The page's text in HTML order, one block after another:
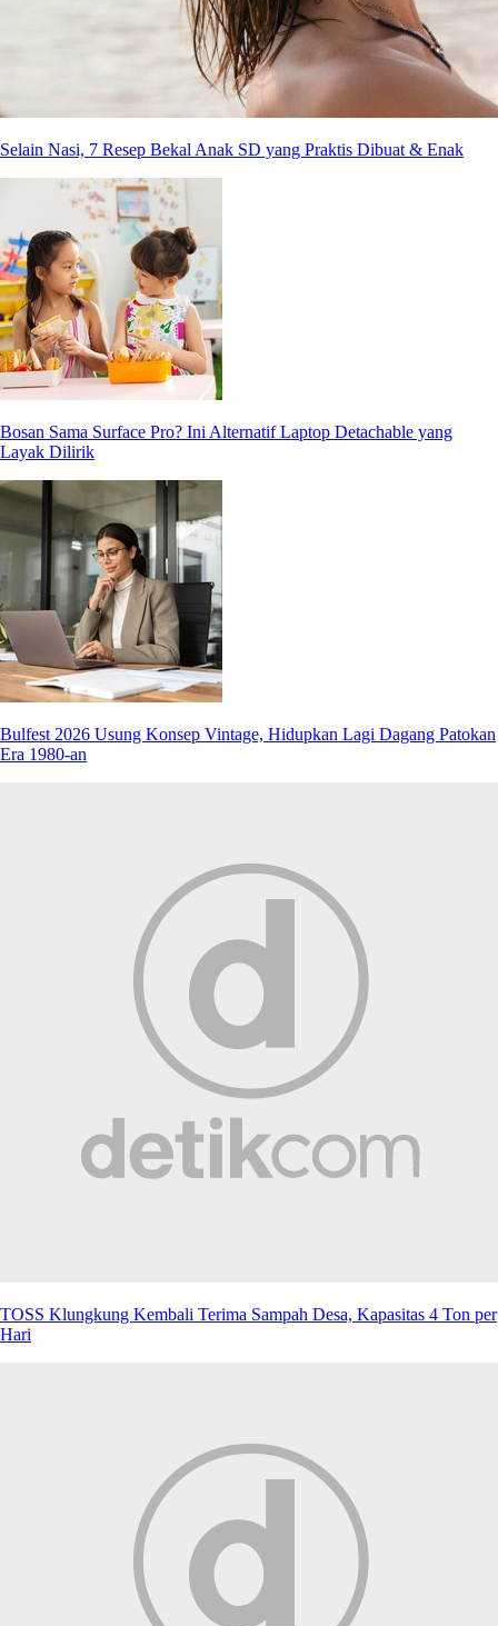
Selain Nasi, 7 Resep Bekal Anak SD yang Praktis Dibuat & Enak
Bosan Sama Surface Pro? Ini Alternatif Laptop Detachable yang
Layak Dilirik
Bulfest 2026 Usung Konsep Vintage, Hidupkan Lagi Dagang Patokan
Era 1980-an
TOSS Klungkung Kembali Terima Sampah Desa, Kapasitas 4 Ton per
Hari